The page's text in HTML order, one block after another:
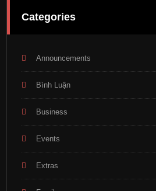
Categories
Announcements
Bình Luận
Business
Events
Extras